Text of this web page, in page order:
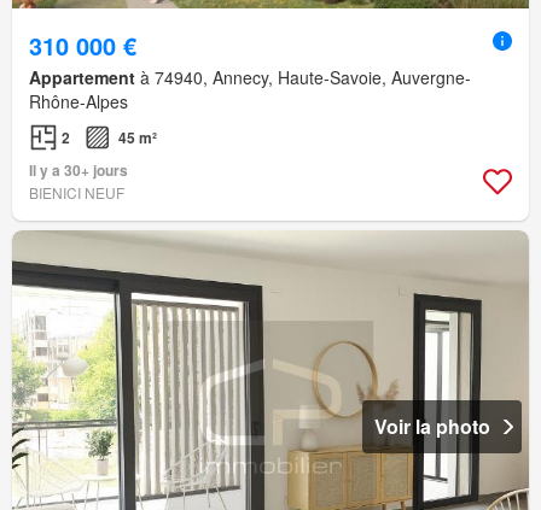
310 000 €
Appartement à 74940, Annecy, Haute-Savoie, Auvergne-
Rhône-Alpes
2
45 m²
Il y a 30+ jours
BIENICI NEUF
Voir la photo